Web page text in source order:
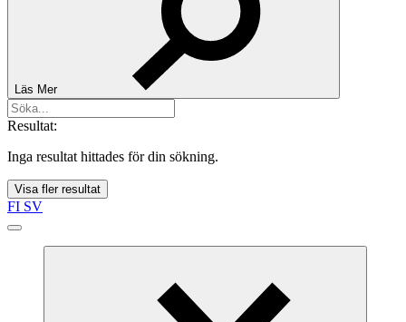
Läs Mer
Resultat:
Inga resultat hittades för din sökning.
Visa fler resultat
FI SV